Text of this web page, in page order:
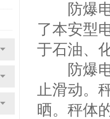
防爆电
了本安型
于石油、
防爆电
止滑动。
晒。秤体